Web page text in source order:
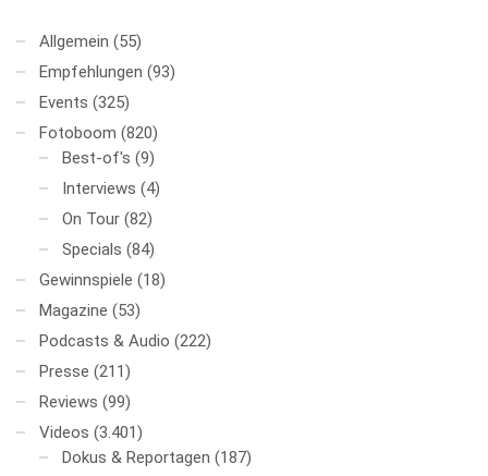
Allgemein (55)
Empfehlungen (93)
Events (325)
Fotoboom (820)
Best-of's (9)
Interviews (4)
On Tour (82)
Specials (84)
Gewinnspiele (18)
Magazine (53)
Podcasts & Audio (222)
Presse (211)
Reviews (99)
Videos (3.401)
Dokus & Reportagen (187)